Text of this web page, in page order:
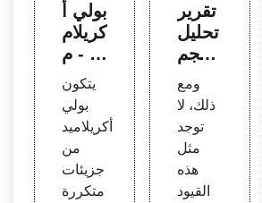
بولي أ
كريلام
يد - م
ستح
ضرا
ت تج
ميل آ
منة
يتكون
بولي
أكريلاميد
من
جزيئات
متكررة
تقرير
تحليل
حجم
البولي
أكريلا
ميد وا
لمشا
ركة و
ومع
ذلك، لا
توجد
مثل
هذه
القيود